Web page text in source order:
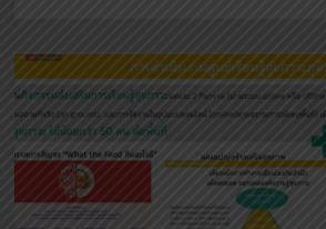
ขอ
อนุเคราะห์
ใน
การ
ประชาสัมพันธ์
หลักสูตร
บริหาร